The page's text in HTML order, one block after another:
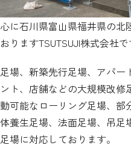
に石川県富山県福井県の北
りますTSUTSUJI株式会社
場、新築先行足場、アパー
ト、店舗などの大規模改修
可能なローリング足場、部
養生足場、法面足場、吊足
場に対応しております。